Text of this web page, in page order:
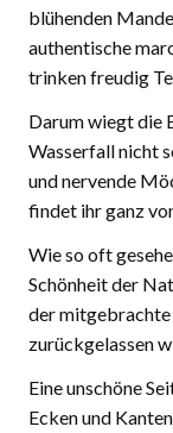
blühenden
authentische
trinken freudig
Darum wiegt die
Wasserfall nicht
und nervende
findet ihr ganz
Wie so oft
Schönheit der
der
zurückgelassen
Eine unschöne
Ecken und